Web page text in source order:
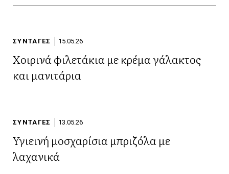
ΣΥΝΤΑΓΕΣ 15.05.26
Χοιρινά φιλετάκια με κρέμα γάλακτος
και μανιτάρια
ΣΥΝΤΑΓΕΣ 13.05.26
Υγιεινή μοσχαρίσια μπριζόλα με
λαχανικά